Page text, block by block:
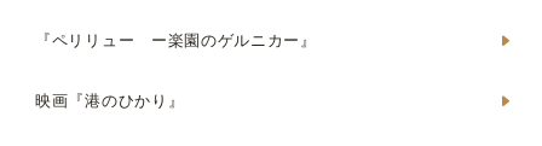
『ペリリュー ー楽園のゲルニカー』
映画『港のひかり』